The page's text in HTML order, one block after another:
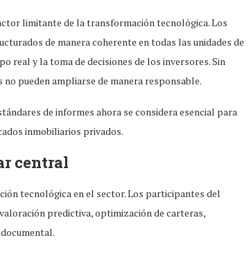
limitante de la transformación tecnológica. Los
de manera coherente en todas las unidades de
real y la toma de decisiones de los inversores. Sin
pueden ampliarse de manera responsable.
de informes ahora se considera esencial para
inmobiliarios privados.
central
tecnológica en el sector. Los participantes del
predictiva, optimización de carteras,